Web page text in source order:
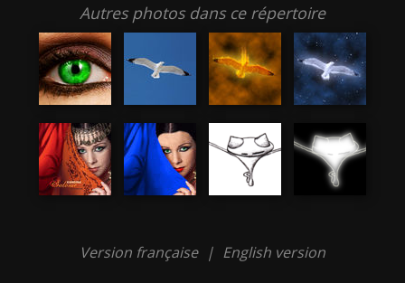
Autres photos dans ce répertoire
Version française | English version